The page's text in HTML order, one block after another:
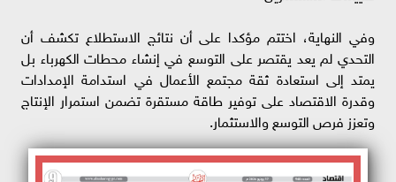
وفي النهاية، اختتم مؤكدا على أن نتائج الاستطلاع تكشف أن
التحدي لم يعد يقتصر على التوسع في إنشاء محطات الكهرباء بل
يمتد إلى استعادة ثقة مجتمع الأعمال في استدامة الإمدادات
وقدرة الاقتصاد على توفير طاقة مستقرة تضمن استمرار الإنتاج
وتعزز فرص التوسع والاستثمار.